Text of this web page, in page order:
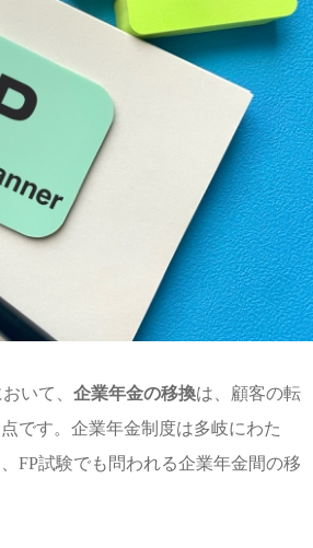
いて、企業年金の移換は、顧客の転
です。企業年金制度は多岐にわた
FP試験でも問われる企業年金間の移